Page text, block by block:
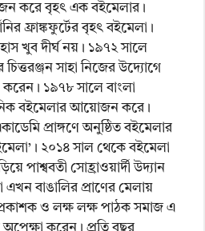
করে বৃহৎ এক বইমেলার।
ফ্রাঙ্কফুর্টের বৃহৎ বইমেলা।
খুব দীর্ঘ নয়। ১৯৭২ সালে
চিত্তরঞ্জন সাহা নিজের উদ্যোগে
১৯৭৮ সালে বাংলা
বইমেলার আয়োজন করে।
প্রাঙ্গণে অনুষ্ঠিত বইমেলার
২০১৪ সাল থেকে বইমেলা
পাশ্ববতী সোহ্রাওয়ার্দী উদ্যান
এখন বাঙালির প্রাণের মেলায়
ও লক্ষ লক্ষ পাঠক সমাজ এ
করেন। প্রতি বছর